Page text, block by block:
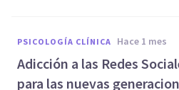
PSICOLOGÍA CLÍNICA hace 1 mes
Adicción a las Redes
para las nuevas